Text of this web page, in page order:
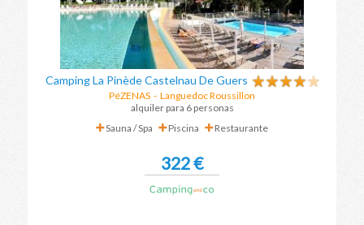
Camping La Pinède Castelnau De Guers
PéZENAS - Languedoc Roussillon
alquiler para 6 personas
Sauna / Spa
Piscina Restaurante
322 €